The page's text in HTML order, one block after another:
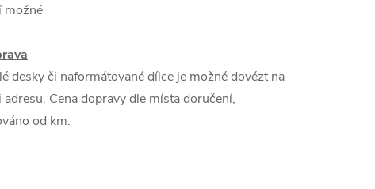
možné
desky či naformátované dílce je možné dovézt na
adresu. Cena dopravy dle místa doručení,
od km.